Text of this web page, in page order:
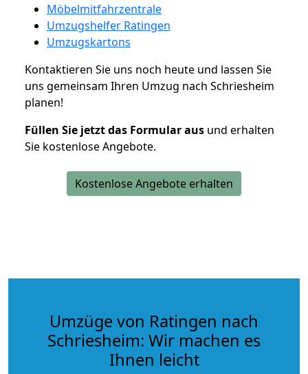
Möbelmitfahrzentrale
Umzugshelfer Ratingen
Umzugskartons
Kontaktieren Sie uns noch heute und lassen Sie
uns gemeinsam Ihren Umzug nach Schriesheim
planen!
Füllen Sie jetzt das Formular aus und erhalten
Sie kostenlose Angebote.
Kostenlose Angebote erhalten
Umzüge von Ratingen nach
Schriesheim: Wir machen es
Ihnen leicht